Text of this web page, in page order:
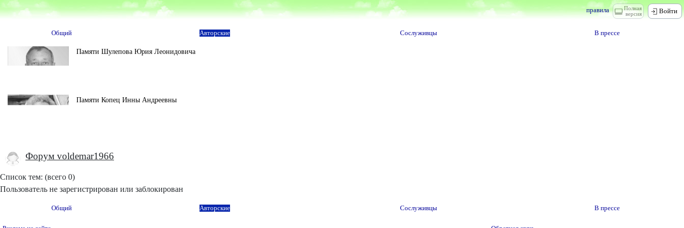
Полная
версия
правила Войти
Общий Авторские Сослуживцы В прессе
Памяти Шулепова Юрия Леонидовича
Памяти Копец Инны Андреевны
Форум voldemar1966
Список тем: (всего 0)
Пользователь не зарегистрирован или заблокирован
Общий Авторские Сослуживцы В прессе